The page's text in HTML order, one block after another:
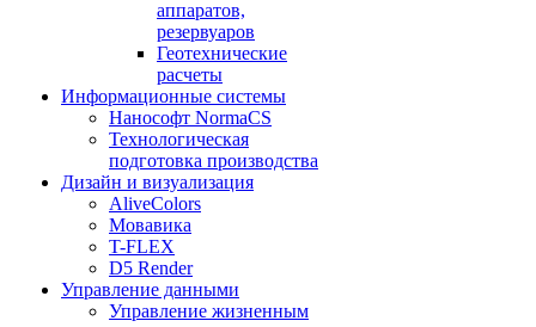
аппаратов,
резервуаров
Геотехнические
расчеты
Информационные системы
Нанософт NormaCS
Технологическая
подготовка производства
Дизайн и визуализация
AliveColors
Мовавика
T-FLEX
D5 Render
Управление данными
Управление жизненным